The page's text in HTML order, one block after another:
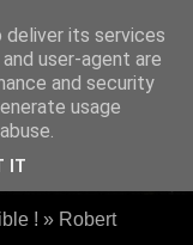
! » Robert
its services
user-agent are
and security
usage
IT